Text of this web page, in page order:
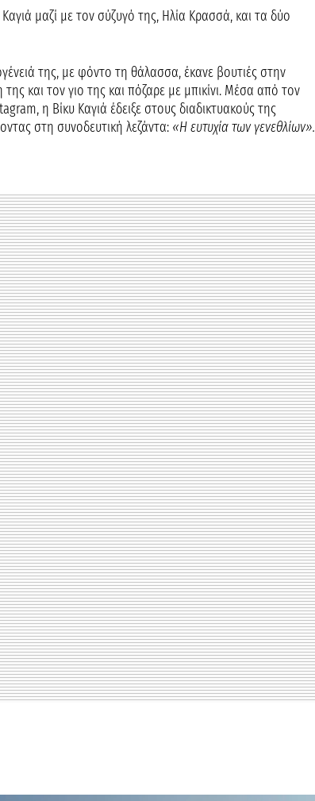
μαζί με τον σύζυγό της, Ηλία Κρασσά, και τα δύο
της, με φόντο τη θάλασσα, έκανε βουτιές στην
και τον γιο της και πόζαρε με μπικίνι. Μέσα από τον
η Βίκυ Καγιά έδειξε στους διαδικτυακούς της
στη συνοδευτική λεζάντα: «Η ευτυχία των γενεθλίων».